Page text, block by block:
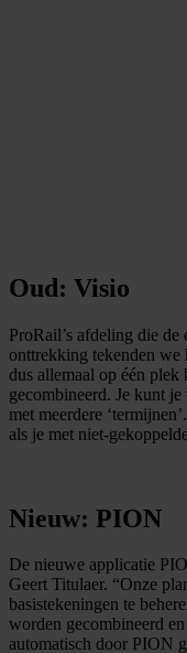
Oud: Visio
ProRail’s afdeling die
onttrekking tekenden we
dus allemaal op één
gecombineerd. Je kunt
met meerdere
als je met niet-
Nieuw: PION
De nieuwe applicatie
Geert Titulaer. “Onze
basistekeningen te
worden gecombineerd
automatisch door PION